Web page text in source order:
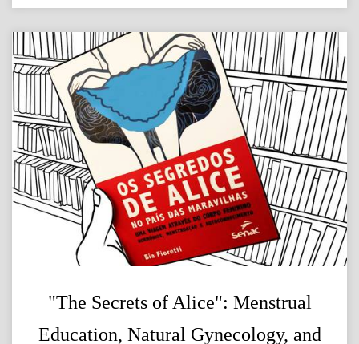
"The Secrets of Alice": Menstrual
Education, Natural Gynecology, and